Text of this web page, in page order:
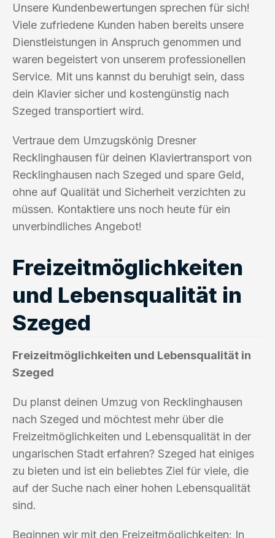
Unsere Kundenbewertungen sprechen für sich!
Viele zufriedene Kunden haben bereits unsere
Dienstleistungen in Anspruch genommen und
waren begeistert von unserem professionellen
Service. Mit uns kannst du beruhigt sein, dass
dein Klavier sicher und kostengünstig nach
Szeged transportiert wird.
Vertraue dem Umzugskönig Dresner
Recklinghausen für deinen Klaviertransport von
Recklinghausen nach Szeged und spare Geld,
ohne auf Qualität und Sicherheit verzichten zu
müssen. Kontaktiere uns noch heute für ein
unverbindliches Angebot!
Freizeitmöglichkeiten
und Lebensqualität in
Szeged
Freizeitmöglichkeiten und Lebensqualität in
Szeged
Du planst deinen Umzug von Recklinghausen
nach Szeged und möchtest mehr über die
Freizeitmöglichkeiten und Lebensqualität in der
ungarischen Stadt erfahren? Szeged hat einiges
zu bieten und ist ein beliebtes Ziel für viele, die
auf der Suche nach einer hohen Lebensqualität
sind.
Beginnen wir mit den Freizeitmöglichkeiten: In